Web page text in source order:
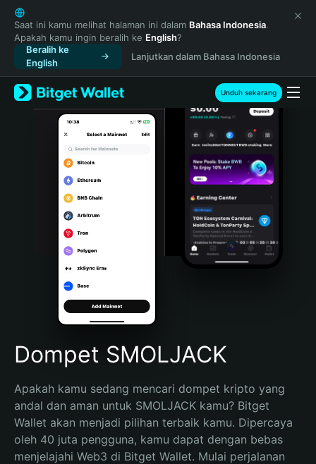
English
日本語
Tiếng Việt
Русский
Español (Latinoamérica)
Türkçe
Italiano
Português (Portugal)
Bahasa Indonesia
Português (Brasil)
Español (Argentina)
Saat ini kamu melihat halaman ini dalam Bahasa Indonesia.
Apakah kamu ingin beralih ke English?
Beralih ke
English
Lanjutkan dalam Bahasa Indonesia
Unduh sekarang
Dompet SMOLJACK
Apakah kamu sedang mencari dompet kripto yang
andal dan aman untuk SMOLJACK kamu? Bitget
Wallet akan menjadi pilihan terbaik kamu. Dipercaya
oleh 40 juta pengguna, kamu dapat dengan bebas
menjelajahi Web3 di Bitget Wallet. Mulai perjalanan